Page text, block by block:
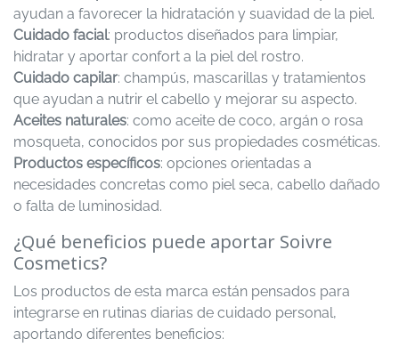
ayudan a favorecer la hidratación y suavidad de la piel.
Cuidado facial: productos diseñados para limpiar,
hidratar y aportar confort a la piel del rostro.
Cuidado capilar: champús, mascarillas y tratamientos
que ayudan a nutrir el cabello y mejorar su aspecto.
Aceites naturales: como aceite de coco, argán o rosa
mosqueta, conocidos por sus propiedades cosméticas.
Productos específicos: opciones orientadas a
necesidades concretas como piel seca, cabello dañado
o falta de luminosidad.
¿Qué beneficios puede aportar Soivre
Cosmetics?
Los productos de esta marca están pensados para
integrarse en rutinas diarias de cuidado personal,
aportando diferentes beneficios: